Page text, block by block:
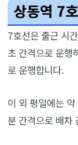
상동역 7
7호선은 출근 시
초 간격으로 운행
로 운행합니다.
이 외 평일에는
분 간격으로 배차